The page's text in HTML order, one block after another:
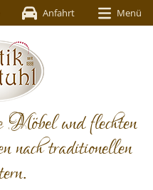
Anfahrt Menü
und flechten
nach traditionellen